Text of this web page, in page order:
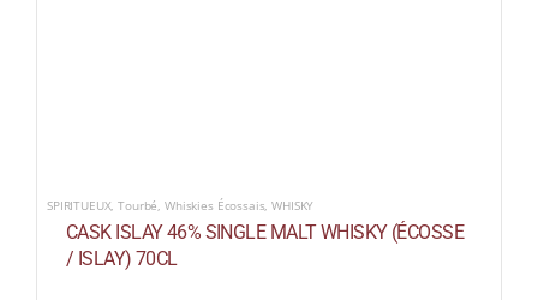
SPIRITUEUX,Tourbé, Whiskies Écossais,WHISKY
CASK ISLAY 46% SINGLE MALT WHISKY (ÉCOSSE
/ ISLAY) 70CL